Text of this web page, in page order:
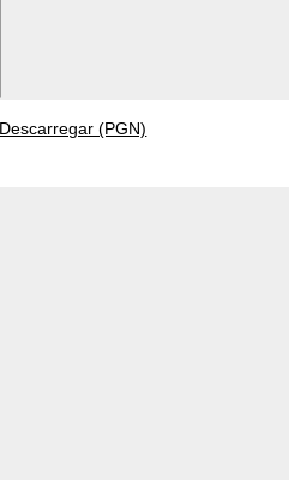
Descarregar (PGN)